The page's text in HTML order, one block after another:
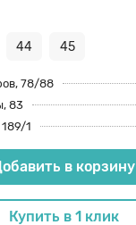
44 45
78/88
83
1
в корзину
Купить в 1 клик